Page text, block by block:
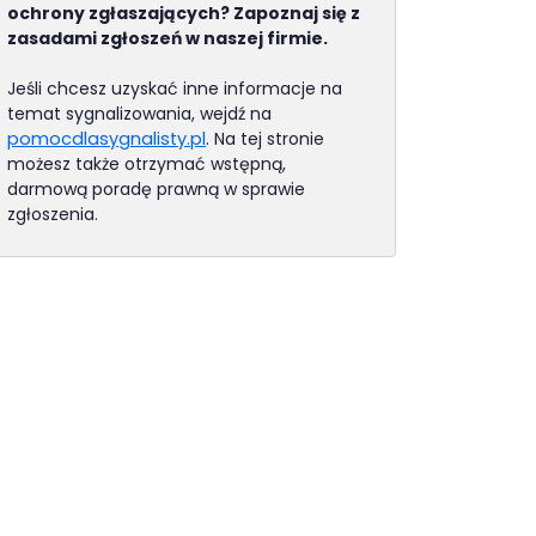
ochrony zgłaszających? Zapoznaj się z
zasadami zgłoszeń w naszej firmie.
Jeśli chcesz uzyskać inne informacje na
temat sygnalizowania, wejdź na
pomocdlasygnalisty.pl(otwiera się w nowej karcie)
. Na tej stronie
możesz także otrzymać wstępną,
darmową poradę prawną w sprawie
zgłoszenia.